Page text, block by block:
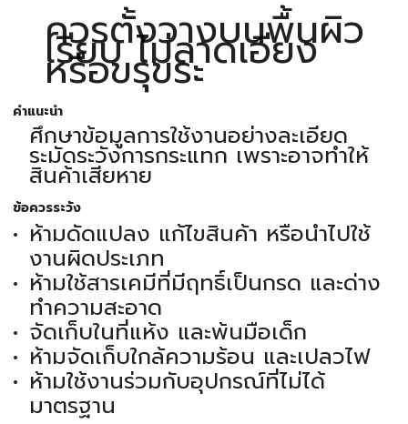
ควรตั้งวางบนพื้นผิว
เรียบ ไม่ลาดเอียง
หรือขรุขระ
คำแนะนำ
ศึกษาข้อมูลการใช้งานอย่างละเอียด
ระมัดระวังการกระแทก เพราะอาจทำให้
สินค้าเสียหาย
ข้อควรระวัง
ห้ามดัดแปลง แก้ไขสินค้า หรือนำไปใช้
งานผิดประเภท
ห้ามใช้สารเคมีที่มีฤทธิ์เป็นกรด และด่าง
ทำความสะอาด
จัดเก็บในที่แห้ง และพ้นมือเด็ก
ห้ามจัดเก็บใกล้ความร้อน และเปลวไฟ
ห้ามใช้งานร่วมกับอุปกรณ์ที่ไม่ได้
มาตรฐาน